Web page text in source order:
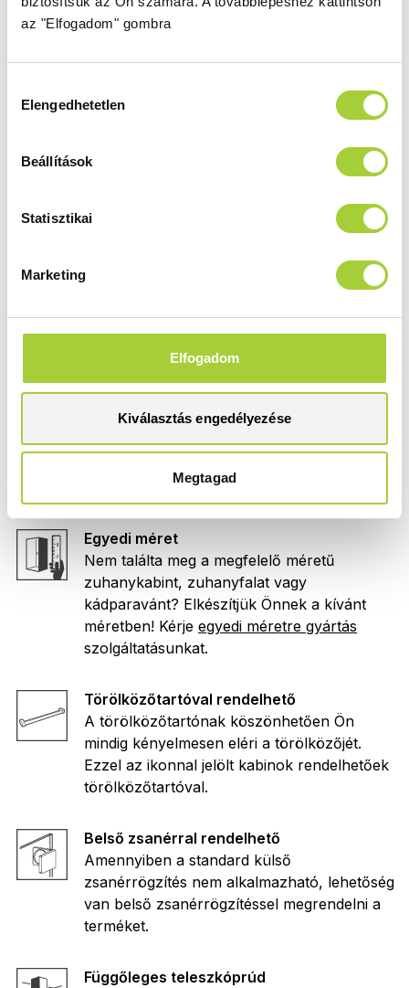
az "Elfogadom" gombra
kiválasztása
Elengedhetetlen
Beállítások
Statisztikai
Marketing
Elfogadom
Kiválasztás engedélyezése
Megtagad
Elegáns és praktikus króm elemek.
Lehetősége van a zuhanykabin küszöb
nélküli beépítésére is.
Lézergravírozás
lehetővé teszi az egyedi minták, fotók
megjelenítését az üvegen.
Print
Printnyomat a zuhanykabinra.
Egyedi méret
Nem találta meg a megfelelő méretű
zuhanykabint, zuhanyfalat vagy
kádparavánt? Elkészítjük Önnek a kívánt
méretben! Kérje egyedi méretre gyártás
szolgáltatásunkat.
Törölközőtartóval rendelhető
A törölközőtartónak köszönhetően Ön
mindig kényelmesen eléri a törölközőjét.
Ezzel az ikonnal jelölt kabinok rendelhetőek
törölközőtartóval.
Belső zsanérral rendelhető
Amennyiben a standard külső
zsanérrögzítés nem alkalmazható, lehetőség
van belső zsanérrögzítéssel megrendelni a
terméket.
Függőleges teleszkóprúd